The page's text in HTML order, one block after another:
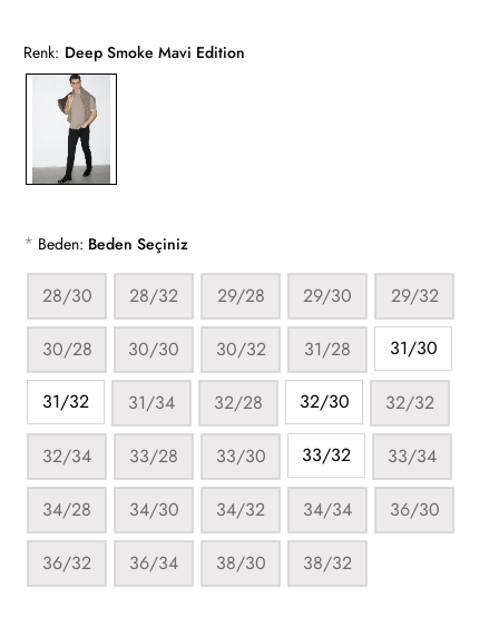
Renk: Deep Smoke Mavi Edition
* Beden: Beden Seçiniz
28/30 28/32 29/28 29/30 29/32
30/28 30/30 30/32 31/28 31/30
31/32 31/34 32/28 32/30 32/32
32/34 33/28 33/30 33/32 33/34
34/28 34/30 34/32 34/34 36/30
36/32 36/34 38/30 38/32